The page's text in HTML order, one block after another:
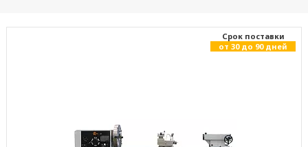
Cрок поставки
от 30 до 90 дней